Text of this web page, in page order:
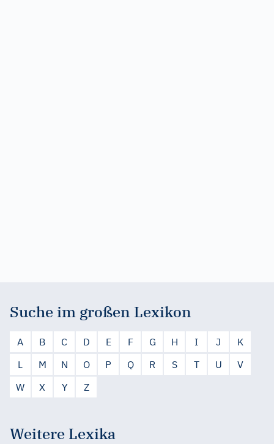
Suche im großen Lexikon
A B C D E F G H I J
K
L
M N O P Q R S T U
V
W
X Y Z
Weitere Lexika